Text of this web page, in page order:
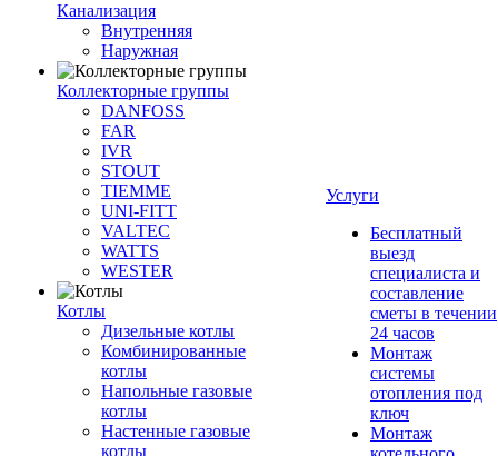
Канализация
Внутренняя
Наружная
Коллекторные группы
DANFOSS
FAR
IVR
STOUT
TIEMME
UNI-FITT
VALTEC
WATTS
WESTER
Котлы
Дизельные котлы
Комбинированные
котлы
Напольные газовые
котлы
Настенные газовые
котлы
Услуги
Бесплатный
выезд
специалиста и
составление
сметы в течении
24 часов
Монтаж
системы
отопления под
ключ
Монтаж